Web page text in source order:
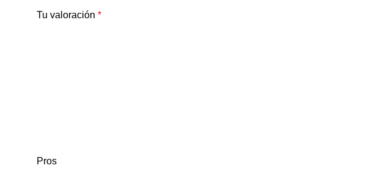
Tu valoración *
Pros